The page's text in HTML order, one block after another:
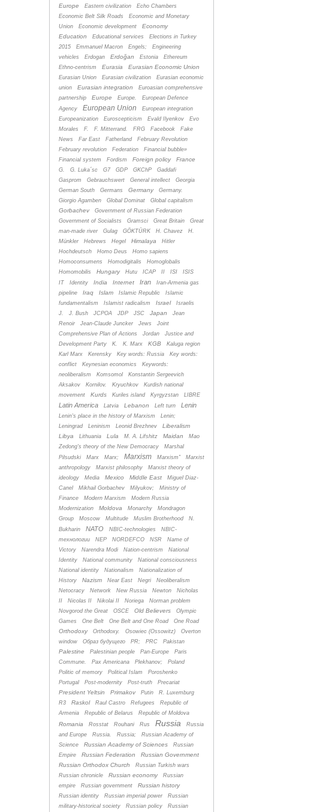
Europe
Eastern civilization
Echo Chambers
Economic Belt Silk Roads
Economic and Monetary
Union
Economic development
Economy
Education
Educational services
Elections in Turkey
2015
Emmanuel Macron Engels;
Engineering
vehicles
Erdogan Erdoğan Estonia
Ethereum
Ethno-centrism
Eurasia Eurasian Economic Union
Eurasian Union Eurasian civilization
Eurasian economic
union
Eurasian integration
Euroasian comprehensive
partnership
Europe Europe.
European Defence
Agency
European Union
European integration
Europeanization
Euroscepticism Evald Ilyenkov
Evo
Morales
F. F. Mitterrand. FRG Facebook
Fake
News
Far East Fatherland
February Revolution
February revolution
Federation
Financial bubble»
Financial system
Fordism Foreign policy France
G. G. Luka´sc G7 GDP GKChP
Gaddafi
Gasprom
Gebrauchswert General intellect
Georgia
German South
Germans Germany
Germany.
Giorgio Agamben
Global Dominat Global capitalism
Gorbachev
Government of Russian Federation
Government of Socialists
Gramsci Great Britain
Great
man-made river
Gulag GÖKTÜRK H. Chavez
H.
Münkler
Hebrews Hegel Himalaya
Hitler
Hochdeutsch
Homo Deus
Homo sapiens
Homoconsumens
Homodigitalis
Homoglobalis
Homomobilis
Hungary Hutu ICAP II ISI
ISIS
IT
Identity India Internet Iran
Iran-Armenia gas
pipeline
Iraq Islam Islamic Republic
Islamic
fundamentalism
Islamist radicalism Israel
Israelis
J.
J. Bush JCPOA JDP JSC Japan
Jean
Renoir
Jean-Claude Juncker Jews
Joint
Comprehensive Plan of Actions
Jordan
Justice and
Development Party
K. K. Marx KGB
Kaluga region
Karl Marx
Kerensky Key words: Russia
Key words:
conflict
Keynesian economics
Keywords:
neoliberalism
Komsomol
Konstantin Sergeevich
Aksakov
Kornilov. Kryuchkov
Kurdish national
movement
Kurds Kuriles island Kyrgyzstan LIBRE
Latin America Latvia Lebanon Left turn Lenin
Lenin's place in the history of Marxism
Lenin;
Leningrad
Leninism Leonid Brezhnev
Liberalism
Libya
Lithuania Lula M. A. Lifshitz Maidan
Mao
Zedong's theory of the New Democracy
Marshal
Pilsudski
Marx Marx; Marxism Marxism”
Marxist
anthropology
Marxist philosophy
Marxist theory of
ideology
Media Mexico Middle East
Miguel Diaz-
Canel
Mikhail Gorbachev Milyukov;
Ministry of
Finance
Modern Marxism
Modern Russia
Modernization
Moldova Monarchy
Mondragon
Group
Moscow Multitude Muslim Brotherhood
N.
Bukharin
NATO NBIC-technologies
NBIC-
технологии
NEP NORDEFCO NSR
Name of
Victory
Narendra Modi Nation-centrism
National
Identity
National community
National consciousness
National identity
Nationalism
Nationalization of
History
Nazism Near East Negri
Neoliberalism
Netocracy
Network New Russia Newton
Nicholas
II
Nicolas II Nikolai II Noriega
Norman problem
Novgorod the Great
OSCE Old Believers
Olympic
Games
One Belt One Belt and One Road One Road
Orthodoxy Orthodoxy. Osowiec (Ossowitz)
Overton
window
Oбраз будущего PR; PRC Pakistan
Palestine Palestinian people Pan-Europe
Paris
Commune.
Pax Americana Plekhanov;
Poland
Politic of memory
Political Islam
Poroshenko
Portugal
Post-modernity Post-truth Precariat
President Yeltsin Primakov Putin
R. Luxemburg
R3
Raskol Raul Castro Refugees
Republic of
Armenia
Republic of Belarus Republic of Moldova
Romania Rosstat Rouhani Rus Russia
Russia
and Europe
Russia. Russia;
Russian Academy of
Science
Russian Academy of Sciences
Russian
Empire
Russian Federation
Russian Government
Russian Orthodox Church
Russian Turkish wars
Russian chronicle
Russian economy
Russian
empire
Russian government Russian history
Russian identity Russian imperial power
Russian
military-historical society
Russian policy Russian